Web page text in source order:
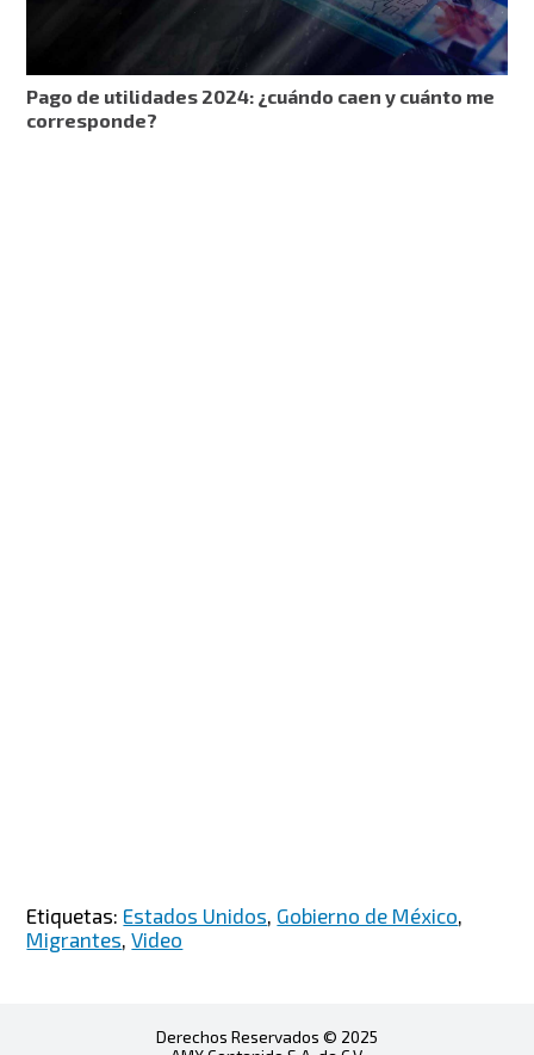
Pago de utilidades 2024: ¿cuándo caen y cuánto me
corresponde?
Etiquetas: Estados Unidos Gobierno de México
Migrantes ,Video
Derechos Reservados © 2025